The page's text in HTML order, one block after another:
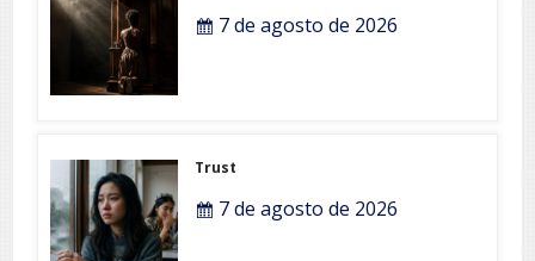
7 de agosto de 2026
Trust
7 de agosto de 2026